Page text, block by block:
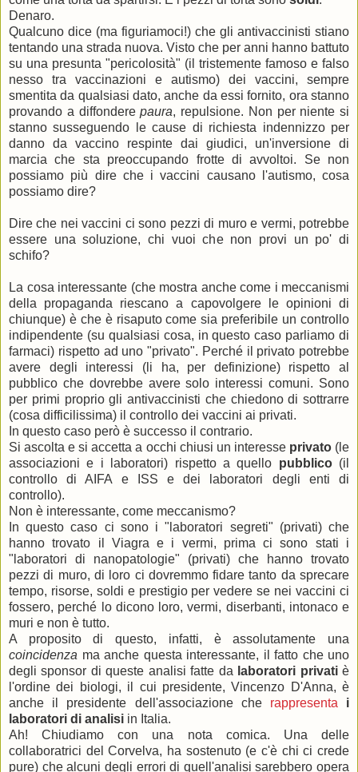
Denaro.
Qualcuno dice (ma figuriamoci!) che gli antivaccinisti stiano
tentando una strada nuova. Visto che per anni hanno battuto
su una presunta "pericolosità" (il tristemente famoso e falso
nesso tra vaccinazioni e autismo) dei vaccini, sempre
smentita da qualsiasi dato, anche da essi fornito, ora stanno
provando a diffonderepaura, repulsione. Non per niente si
stanno susseguendo le cause di richiesta indennizzo per
danno da vaccino respinte dai giudici, un'inversione di
marcia che sta preoccupando frotte di avvoltoi. Se non
possiamo più dire che i vaccini causano l'autismo, cosa
possiamo dire?
Dire che nei vaccini ci sono pezzi di muro e vermi, potrebbe
essere una soluzione, chi vuoi che non provi un po' di
schifo?
La cosa interessante (che mostra anche come i meccanismi
della propaganda riescano a capovolgere le opinioni di
chiunque) è che è risaputo come sia preferibile un controllo
indipendente (su qualsiasi cosa, in questo caso parliamo di
farmaci) rispetto ad uno "privato". Perché il privato potrebbe
avere degli interessi (li ha, per definizione) rispetto al
pubblico che dovrebbe avere solo interessi comuni. Sono
per primi proprio gli antivaccinisti che chiedono di sottrarre
(cosa difficilissima) il controllo dei vaccini ai privati.
In questo caso però è successo il contrario.
Si ascolta e si accetta a occhi chiusi un interesse privato (le
associazioni e i laboratori) rispetto a quello pubblico (il
controllo di AIFA e ISS e dei laboratori degli enti di
controllo).
Non è interessante, come meccanismo?
In questo caso ci sono i "laboratori segreti" (privati) che
hanno trovato il Viagra e i vermi, prima ci sono stati i
"laboratori di nanopatologie" (privati) che hanno trovato
pezzi di muro, di loro ci dovremmo fidare tanto da sprecare
tempo, risorse, soldi e prestigio per vedere se nei vaccini ci
fossero, perché lo dicono loro, vermi, diserbanti, intonaco e
muri e non è tutto.
A proposito di questo, infatti, è assolutamente una
coincidenza ma anche questa interessante, il fatto che uno
degli sponsor di queste analisi fatte da laboratori privatiè
l'ordine dei biologi, il cui presidente, Vincenzo D'Anna, è
anche il presidente dell'associazione che rappresenta
i
laboratori di analisi in Italia.
Ah! Chiudiamo con una nota comica. Una delle
collaboratrici del Corvelva, ha sostenuto (e c'è chi ci crede
pure) che alcuni degli errori di quell'analisi sarebbero opera